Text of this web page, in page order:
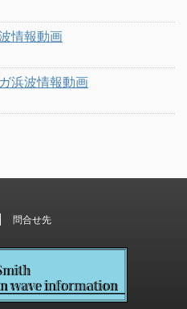
情報動画
浜波情報動画
問合せ先